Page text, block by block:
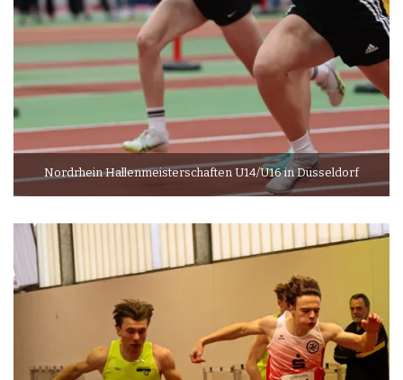
Nordrhein Hallenmeisterschaften U14/U16 in Düsseldorf